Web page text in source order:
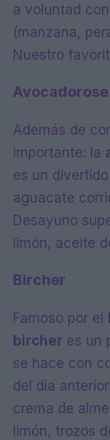
a voluntad
(manzana,
Nuestro
Avocadorose
Además de
importante: la
es un
aguacate
Desayuno
limón, aceite
Bircher
Famoso por el
bircher es un
se hace con
del día
crema de
limón, trozos